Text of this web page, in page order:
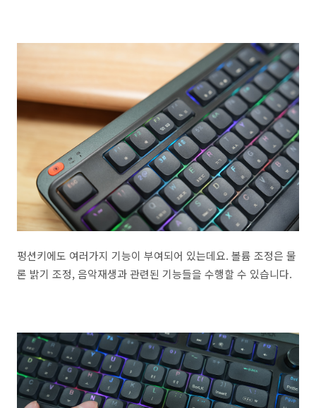
펑션키에도 여러가지 기능이 부여되어 있는데요. 볼륨 조정은 물
론 밝기 조정, 음악재생과 관련된 기능들을 수행할 수 있습니다.